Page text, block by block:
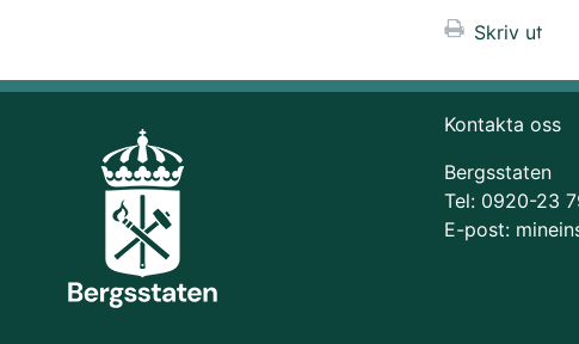
Skriv ut
Kontakta oss
Bergsstaten
Tel: 0920-23
E-post: